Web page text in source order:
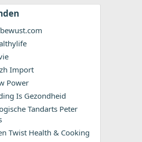
Import
Power
Is Gezondheid
Tandarts Peter
Twist Health & Cooking